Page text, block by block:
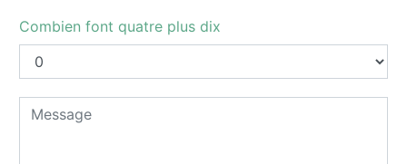
Combien font quatre plus dix